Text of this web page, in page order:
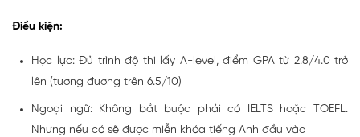
Điều kiện:
Học lực: Đủ trình độ thi lấy A-level, điểm GPA từ 2.8/4.0 trở
lên (tương đương trên 6.5/10)
Ngoại ngữ: Không bắt buộc phải có IELTS hoặc TOEFL.
Nhưng nếu có sẽ được miễn khóa tiếng Anh đầu vào